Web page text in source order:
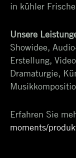
in kühler
Unsere
Showidee,
Erstellung,
Dramaturgie,
Erfahren Sie
moments/